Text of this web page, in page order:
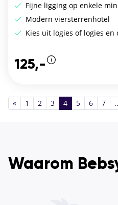
Fijne ligging op enkele
Modern viersterrenhotel
Kies uit logies of logies
125,-
« 1 2 3 4 5 6 7
Waarom